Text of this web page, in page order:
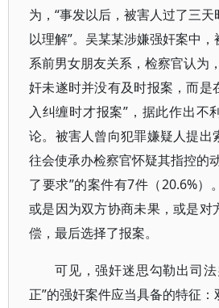
为，“事发以后，被害人过了三
以理解”。吴某某涉嫌强奸案中
系前男女朋友关系，检察官认为
奸未遂时并没有及时报案，而是
入纠缠时才报案”，据此作出不
论。被害人曾向犯罪嫌疑人提出
往会使承办检察官怀疑其指控的
了要求”的案件有7件（20.6%）
或是因为双方协商未果，或是对
偿，最后选择了报案。
可见，强奸迷思勾勒出司
正”的强奸案件应当具备的特征：